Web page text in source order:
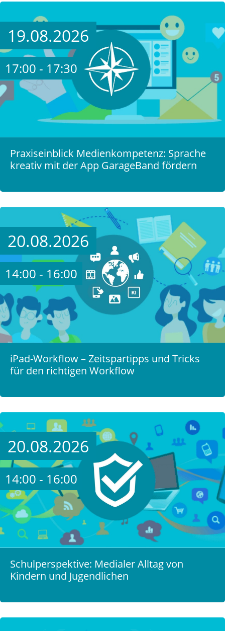
19.08.2026
17:00 - 17:30
Praxiseinblick Medienkompetenz: Sprache
kreativ mit der App GarageBand fördern
20.08.2026
14:00 - 16:00
iPad-Workflow – Zeitspartipps und Tricks
für den richtigen Workflow
20.08.2026
14:00 - 16:00
Schulperspektive: Medialer Alltag von
Kindern und Jugendlichen